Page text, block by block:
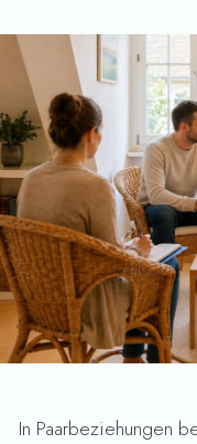
In Paarbeziehungen